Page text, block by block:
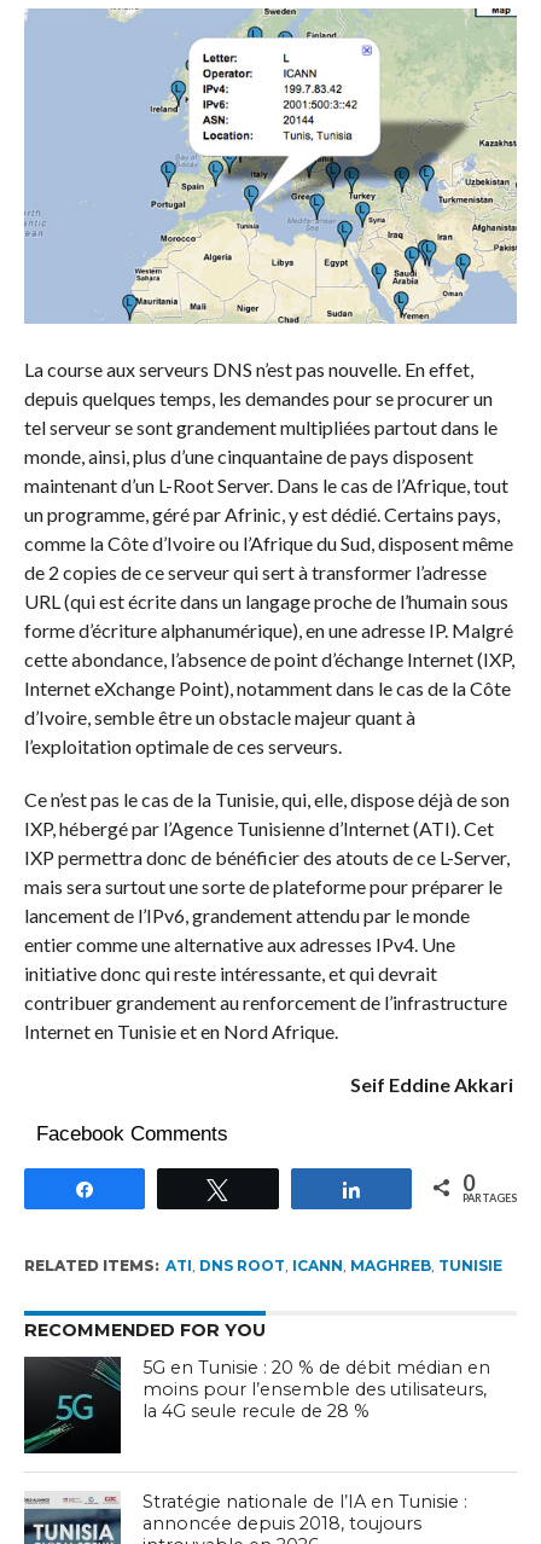
La course aux serveurs DNS n’est pas nouvelle. En effet,
depuis quelques temps, les demandes pour se procurer un
tel serveur se sont grandement multipliées partout dans le
monde, ainsi, plus d’une cinquantaine de pays disposent
maintenant d’un L-Root Server. Dans le cas de l’Afrique, tout
un programme, géré par Afrinic, y est dédié. Certains pays,
comme la Côte d’Ivoire ou l’Afrique du Sud, disposent même
de 2 copies de ce serveur qui sert à transformer l’adresse
URL (qui est écrite dans un langage proche de l’humain sous
forme d’écriture alphanumérique), en une adresse IP. Malgré
cette abondance, l’absence de point d’échange Internet (IXP,
Internet eXchange Point), notamment dans le cas de la Côte
d’Ivoire, semble être un obstacle majeur quant à
l’exploitation optimale de ces serveurs.
Ce n’est pas le cas de la Tunisie, qui, elle, dispose déjà de son
IXP, hébergé par l’Agence Tunisienne d’Internet (ATI). Cet
IXP permettra donc de bénéficier des atouts de ce L-Server,
mais sera surtout une sorte de plateforme pour préparer le
lancement de l’IPv6, grandement attendu par le monde
entier comme une alternative aux adresses IPv4. Une
initiative donc qui reste intéressante, et qui devrait
contribuer grandement au renforcement de l’infrastructure
Internet en Tunisie et en Nord Afrique.
Seif Eddine Akkari
Facebook Comments
Partagez 0
PARTAGES
RELATED ITEMS: ATI DNS ROOT ICANN MAGHREB, TUNISIE
RECOMMENDED FOR YOU
5G en Tunisie : 20 % de débit médian en
moins pour l’ensemble des utilisateurs,
la 4G seule recule de 28 %
Stratégie nationale de l’IA en Tunisie :
annoncée depuis 2018, toujours